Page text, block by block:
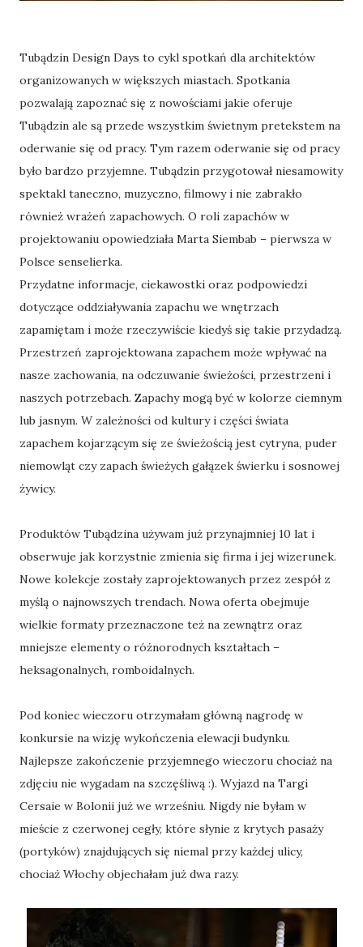
Tubądzin Design Days to cykl spotkań dla architektów
organizowanych w większych miastach. Spotkania
pozwalają zapoznać się z nowościami jakie oferuje
Tubądzin ale są przede wszystkim świetnym pretekstem na
oderwanie się od pracy. Tym razem oderwanie się od pracy
było bardzo przyjemne. Tubądzin przygotował niesamowity
spektakl taneczno, muzyczno, filmowy i nie zabrakło
również wrażeń zapachowych. O roli zapachów w
projektowaniu opowiedziała Marta Siembab – pierwsza w
Polsce senselierka.
Przydatne informacje, ciekawostki oraz podpowiedzi
dotyczące oddziaływania zapachu we wnętrzach
zapamiętam i może rzeczywiście kiedyś się takie przydadzą.
Przestrzeń zaprojektowana zapachem może wpływać na
nasze zachowania, na odczuwanie świeżości, przestrzeni i
naszych potrzebach. Zapachy mogą być w kolorze ciemnym
lub jasnym. W zależności od kultury i części świata
zapachem kojarzącym się ze świeżością jest cytryna, puder
niemowląt czy zapach świeżych gałązek świerku i sosnowej
żywicy.
Produktów Tubądzina używam już przynajmniej 10 lat i
obserwuje jak korzystnie zmienia się firma i jej wizerunek.
Nowe kolekcje zostały zaprojektowanych przez zespół z
myślą o najnowszych trendach. Nowa oferta obejmuje
wielkie formaty przeznaczone też na zewnątrz oraz
mniejsze elementy o różnorodnych kształtach –
heksagonalnych, romboidalnych.
Pod koniec wieczoru otrzymałam główną nagrodę w
konkursie na wizję wykończenia elewacji budynku.
Najlepsze zakończenie przyjemnego wieczoru chociaż na
zdjęciu nie wygadam na szczęśliwą :). Wyjazd na Targi
Cersaie w Bolonii już we wrześniu. Nigdy nie byłam w
mieście z czerwonej cegły, które słynie z krytych pasaży
(portyków) znajdujących się niemal przy każdej ulicy,
chociaż Włochy objechałam już dwa razy.